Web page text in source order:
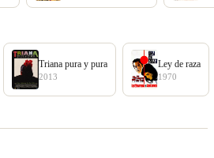
Triana pura y pura
2013
Ley de raza
1970